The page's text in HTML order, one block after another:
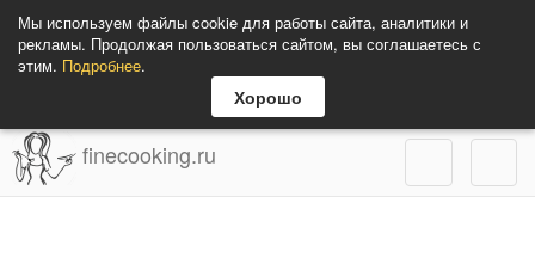
Мы используем файлы cookie для работы сайта, аналитики и
рекламы. Продолжая пользоваться сайтом, вы соглашаетесь с
этим. Подробнее.
Хорошо
finecooking.ru